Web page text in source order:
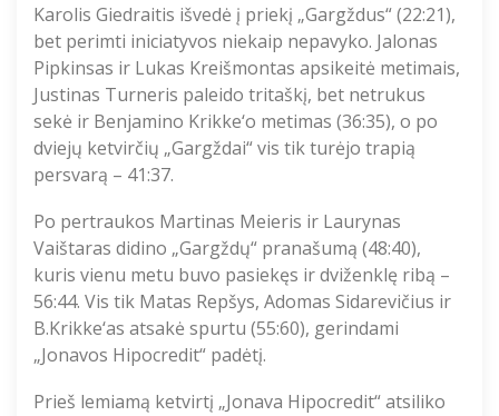
Karolis Giedraitis išvedė į priekį „Gargždus“ (22:21),
bet perimti iniciatyvos niekaip nepavyko. Jalonas
Pipkinsas ir Lukas Kreišmontas apsikeitė metimais,
Justinas Turneris paleido tritaškį, bet netrukus
sekė ir Benjamino Krikke‘o metimas (36:35), o po
dviejų ketvirčių „Gargždai“ vis tik turėjo trapią
persvarą – 41:37.
Po pertraukos Martinas Meieris ir Laurynas
Vaištaras didino „Gargždų“ pranašumą (48:40),
kuris vienu metu buvo pasiekęs ir dviženklę ribą –
56:44. Vis tik Matas Repšys, Adomas Sidarevičius ir
B.Krikke‘as atsakė spurtu (55:60), gerindami
„Jonavos Hipocredit“ padėtį.
Prieš lemiamą ketvirtį „Jonava Hipocredit“ atsiliko